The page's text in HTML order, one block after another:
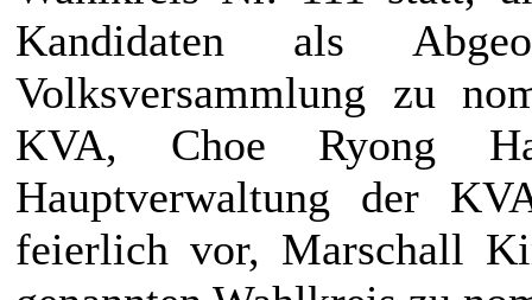
Kandidaten als
Volksversammlung zu
KVA, Choe Ryong
Hauptverwaltung der
feierlich vor, Marschall